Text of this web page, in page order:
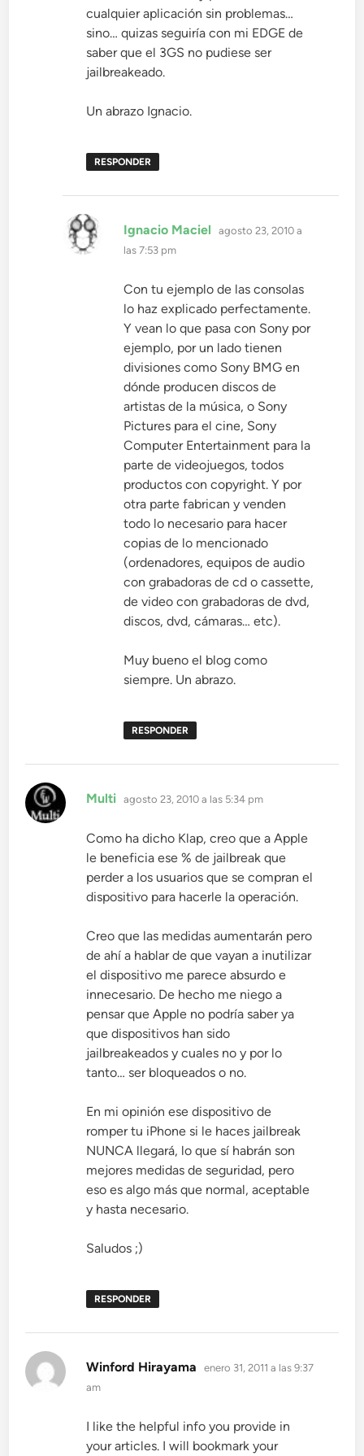
cualquier aplicación sin problemas…
sino… quizas seguiría con mi EDGE de
saber que el 3GS no pudiese ser
jailbreakeado.
Un abrazo Ignacio.
RESPONDER
Ignacio Maciel dice:
agosto 23, 2010 a
las 7:53 pm
Con tu ejemplo de las consolas
lo haz explicado perfectamente.
Y vean lo que pasa con Sony por
ejemplo, por un lado tienen
divisiones como Sony BMG en
dónde producen discos de
artistas de la música, o Sony
Pictures para el cine, Sony
Computer Entertainment para la
parte de videojuegos, todos
productos con copyright. Y por
otra parte fabrican y venden
todo lo necesario para hacer
copias de lo mencionado
(ordenadores, equipos de audio
con grabadoras de cd o cassette,
de video con grabadoras de dvd,
discos, dvd, cámaras… etc).
Muy bueno el blog como
siempre. Un abrazo.
RESPONDER
Multi dice:
agosto 23, 2010 a las 5:34 pm
Como ha dicho Klap, creo que a Apple
le beneficia ese % de jailbreak que
perder a los usuarios que se compran el
dispositivo para hacerle la operación.
Creo que las medidas aumentarán pero
de ahí a hablar de que vayan a inutilizar
el dispositivo me parece absurdo e
innecesario. De hecho me niego a
pensar que Apple no podría saber ya
que dispositivos han sido
jailbreakeados y cuales no y por lo
tanto… ser bloqueados o no.
En mi opinión ese dispositivo de
romper tu iPhone si le haces jailbreak
NUNCA llegará, lo que sí habrán son
mejores medidas de seguridad, pero
eso es algo más que normal, aceptable
y hasta necesario.
Saludos ;)
RESPONDER
Winford Hirayama dice:
enero 31, 2011 a las 9:37
am
I like the helpful info you provide in
your articles. I will bookmark your